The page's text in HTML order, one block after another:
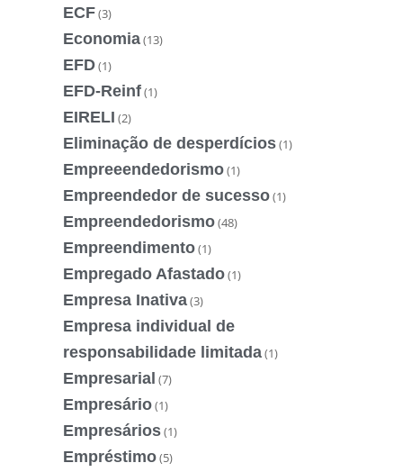
ECF(3)
Economia(13)
EFD(1)
EFD-Reinf(1)
EIRELI (2)
Eliminação de desperdícios(1)
Empreeendedorismo(1)
Empreendedor de sucesso(1)
Empreendedorismo(48)
Empreendimento(1)
Empregado Afastado(1)
Empresa Inativa(3)
Empresa individual de
responsabilidade limitada(1)
Empresarial (7)
Empresário(1)
Empresários(1)
Empréstimo(5)